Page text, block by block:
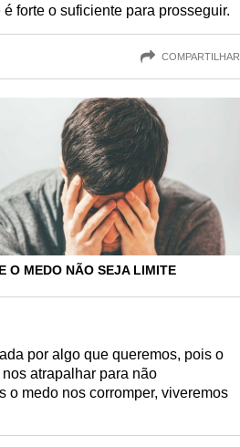
forte o suficiente para prosseguir.
COMPARTILHAR
O MEDO NÃO SEJA LIMITE
por algo que queremos, pois o
atrapalhar para não
o medo nos corromper, viveremos